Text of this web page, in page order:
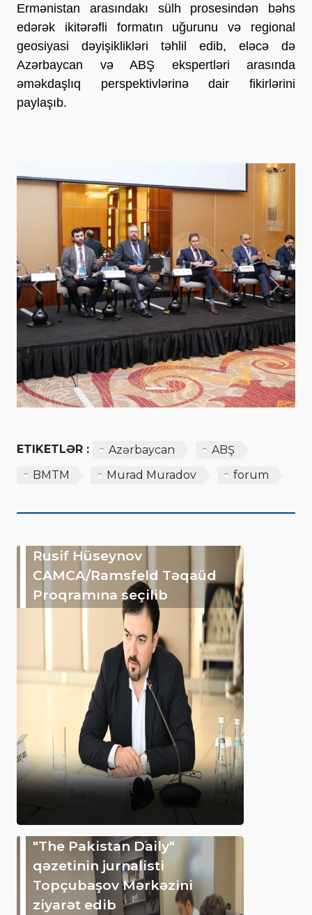
Ermənistan arasındakı sülh prosesindən bəhs
edərək ikitərəfli formatın uğurunu və regional
geosiyasi dəyişiklikləri təhlil edib, eləcə də
Azərbaycan və ABŞ ekspertləri arasında
əməkdaşlıq perspektivlərinə dair fikirlərini
paylaşıb.
Previous Next
ETIKETLƏR : Azərbaycan
ABŞ
BMTM
Murad Muradov forum
Rusif Hüseynov
CAMCA/Ramsfeld Təqaüd
Proqramına seçilib
"The Pakistan Daily"
qəzetinin jurnalisti
Topçubaşov Mərkəzini
ziyarət edib